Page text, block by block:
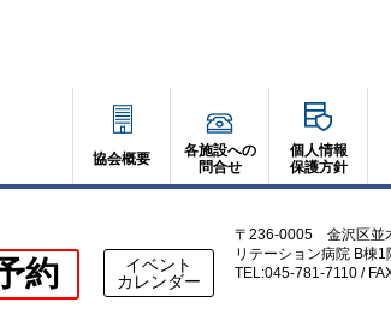
協会概要
各施設への
問合せ
個人情報
保護方針
約別
ウ
イベント
カレンダー
ウ
〒236-0005 金沢区並
リテーション病院 B棟1
TEL:045-781-7110 /